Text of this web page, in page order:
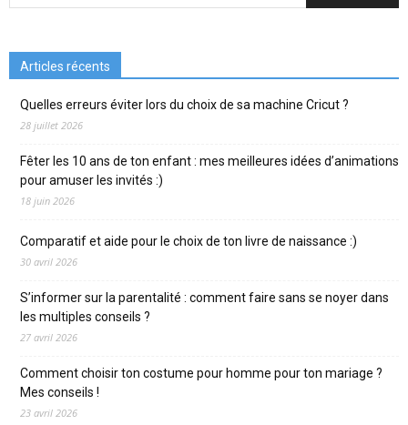
Articles récents
Quelles erreurs éviter lors du choix de sa machine Cricut ?
28 juillet 2026
Fêter les 10 ans de ton enfant : mes meilleures idées d’animations
pour amuser les invités :)
18 juin 2026
Comparatif et aide pour le choix de ton livre de naissance :)
30 avril 2026
S’informer sur la parentalité : comment faire sans se noyer dans
les multiples conseils ?
27 avril 2026
Comment choisir ton costume pour homme pour ton mariage ?
Mes conseils !
23 avril 2026